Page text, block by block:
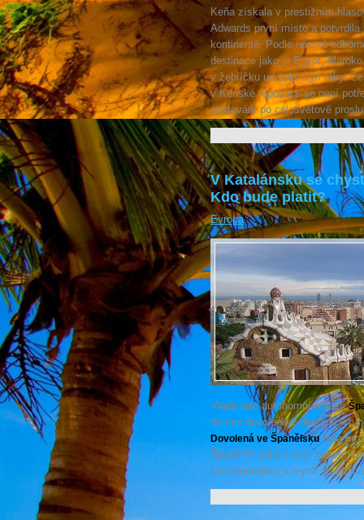
Keňa získala v prestižním
Adwards první místo a
kontinentě. Podle názorů
destinace jako je Egypt,
v žebříčku udržela čtyři roky.
v Keňské republice se není
cestování po celosvětově
V Katalánsku se
Kdo bude platit?
Evropa
Vláda této autonomní oblasti
do cen dovolené v destinacích
Dovolená ve Španělskubyla pro
Španělští politici mají ovšem
pro ekonomiku a myslí si, že